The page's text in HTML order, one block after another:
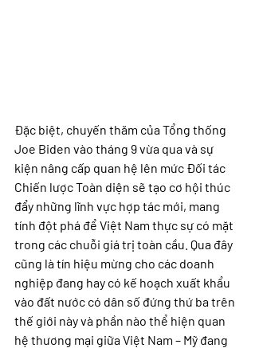
Đặc biệt, chuyến thăm của Tổng thống
Joe Biden vào tháng 9 vừa qua và sự
kiện nâng cấp quan hệ lên mức Đối tác
Chiến lược Toàn diện sẽ tạo cơ hội thúc
đẩy những lĩnh vực hợp tác mới, mang
tính đột phá để Việt Nam thực sự có mặt
trong các chuỗi giá trị toàn cầu. Qua đây
cũng là tín hiệu mừng cho các doanh
nghiệp đang hay có kế hoạch xuất khẩu
vào đất nước có dân số đứng thứ ba trên
thế giới này và phần nào thể hiện quan
hệ thương mại giữa Việt Nam – Mỹ đang